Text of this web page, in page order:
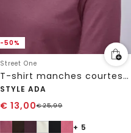
-50%
Street One
T-shirt manches courtes à col cœur
STYLE ADA
€ 13,00€25,99
+ 5